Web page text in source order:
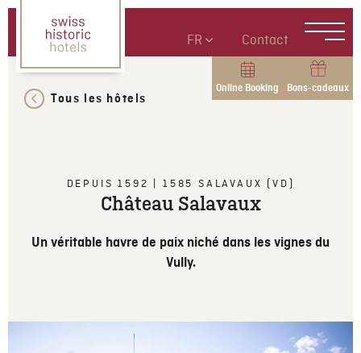
FR Contact
Online Booking Bons-cadeaux
Tous les hôtels
DEPUIS 1592 1585 SALAVAUX (VD)
Château Salavaux
Un véritable havre de paix niché dans les vignes du
Vully.